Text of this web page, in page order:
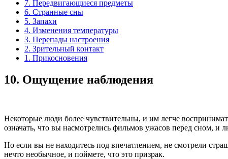
7. Передвигающиеся предметы
6. Странные сны
5. Запахи
4. Изменения температуры
3. Перепады настроения
2. Зрительный контакт
1. Прикосновения
10. Ощущение наблюдения
Некоторые люди более чувствительны, и им легче
означать, что вы насмотрелись фильмов ужасов перед сном, и
Но если вы не находитесь под впечатлением, не смотрели
нечто необычное, и поймете, что это призрак.